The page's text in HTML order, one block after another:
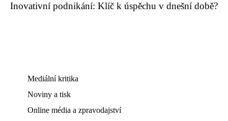
Inovativní podnikání: Klíč k úspěchu v dnešní době?
Mediální kritika
Noviny a tisk
Online média a zpravodajství